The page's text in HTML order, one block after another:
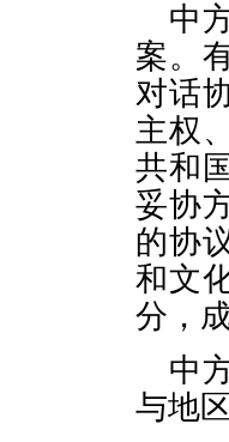
中
案。
对话
主权
共和
妥协
的协
和文
分，
中
与地